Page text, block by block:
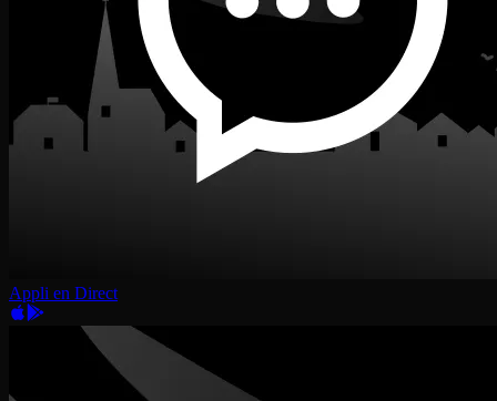
Appli en Direct